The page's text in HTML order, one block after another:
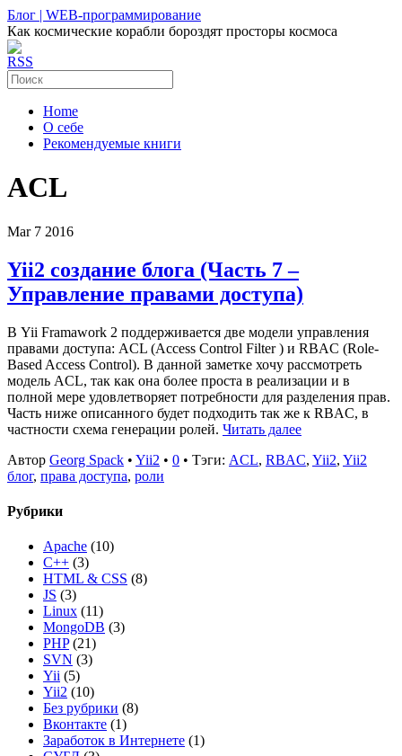
Блог | WEB-программирование
Как космические корабли бороздят просторы космоса
RSS
Home
О себе
Рекомендуемые книги
ACL
Mar 7 2016
Yii2 создание блога (Часть 7 –
Управление правами доступа)
В Yii Framawork 2 поддерживается две модели управления
правами доступа: ACL (Access Control Filter ) и RBAC (Role-
Based Access Control). В данной заметке хочу рассмотреть
модель ACL, так как она более проста в реализации и в
полной мере удовлетворяет потребности для разделения прав.
Часть ниже описанного будет подходить так же к RBAC, в
частности схема генерации ролей. Читать далее
Автор Georg Spack • Yii2 • 0 • Тэги: ACL, RBAC, Yii2, Yii2
блог, права доступа, роли
Рубрики
Apache (10)
C++ (3)
HTML & CSS (8)
JS (3)
Linux (11)
MongoDB (3)
PHP(21)
SVN (3)
Yii (5)
Yii2 (10)
Без рубрики (8)
Вконтакте (1)
Заработок в Интернете (1)